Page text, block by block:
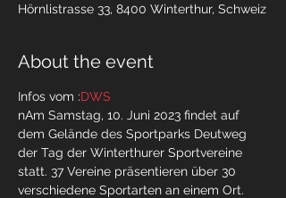
Hörnlistrasse 33, 8400 Winterthur, Schweiz
About the event
Infos vom :DWS
nAm Samstag, 10. Juni 2023 findet auf
dem Gelände des Sportparks Deutweg
der Tag der Winterthurer Sportvereine
statt. 37 Vereine präsentieren über 30
verschiedene Sportarten an einem Ort.